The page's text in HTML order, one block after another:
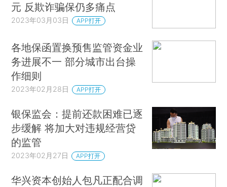
元 反欺诈骗保仍多痛点
2023年03月03日 APP打开
各地保函置换预售监管资金业
务进展不一 部分城市出台操
作细则
2023年02月28日 APP打开
银保监会：提前还款困难已逐
步缓解 将加大对违规经营贷
的监管
2023年02月27日 APP打开
华兴资本创始人包凡正配合调